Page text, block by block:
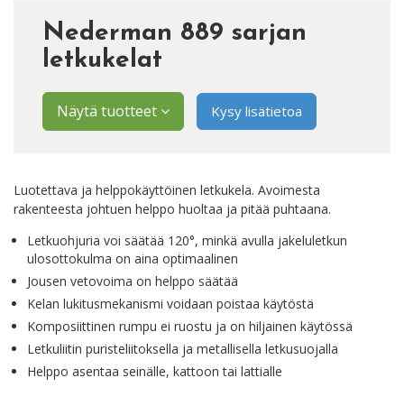
Nederman 889 sarjan
letkukelat
Näytä tuotteet Kysy lisätietoa
Luotettava ja helppokäyttöinen letkukela. Avoimesta
rakenteesta johtuen helppo huoltaa ja pitää puhtaana.
Letkuohjuria voi säätää 120°, minkä avulla jakeluletkun
ulosottokulma on aina optimaalinen
Jousen vetovoima on helppo säätää
Kelan lukitusmekanismi voidaan poistaa käytöstä
Komposiittinen rumpu ei ruostu ja on hiljainen käytössä
Letkuliitin puristeliitoksella ja metallisella letkusuojalla
Helppo asentaa seinälle, kattoon tai lattialle